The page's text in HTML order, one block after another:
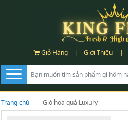
Giỏ Hàng | Giới Thiệu |
Trang chủ Giỏ hoa quả Luxury